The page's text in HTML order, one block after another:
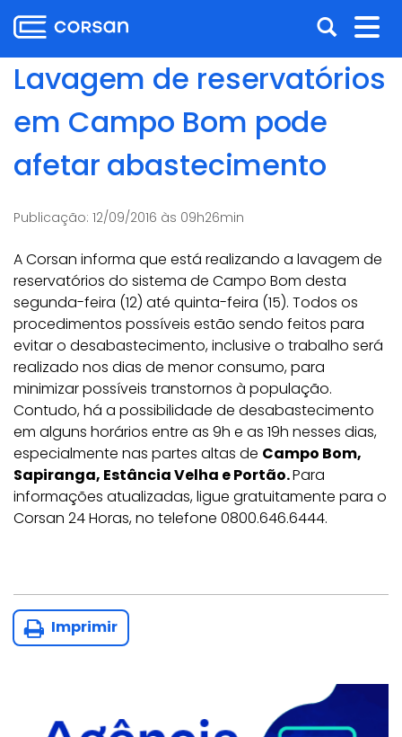
para
o
conteúdo
para
menu
para
o
conteúdo
Abrir
a
busca
Lavagem de reservatórios
em Campo Bom pode
afetar abastecimento
Publicação: 12/09/2016 às 09h26min
A Corsan informa que está realizando a lavagem de
reservatórios do sistema de Campo Bom desta
segunda-feira (12) até quinta-feira (15). Todos os
procedimentos possíveis estão sendo feitos para
evitar o desabastecimento, inclusive o trabalho será
realizado nos dias de menor consumo, para
minimizar possíveis transtornos à população.
Contudo, há a possibilidade de desabastecimento
em alguns horários entre as 9h e as 19h nesses dias,
especialmente nas partes altas de Campo Bom,
Sapiranga, Estância Velha e Portão.Para
informações atualizadas, ligue gratuitamente para o
Corsan 24 Horas, no telefone 0800.646.6444.
Imprimir